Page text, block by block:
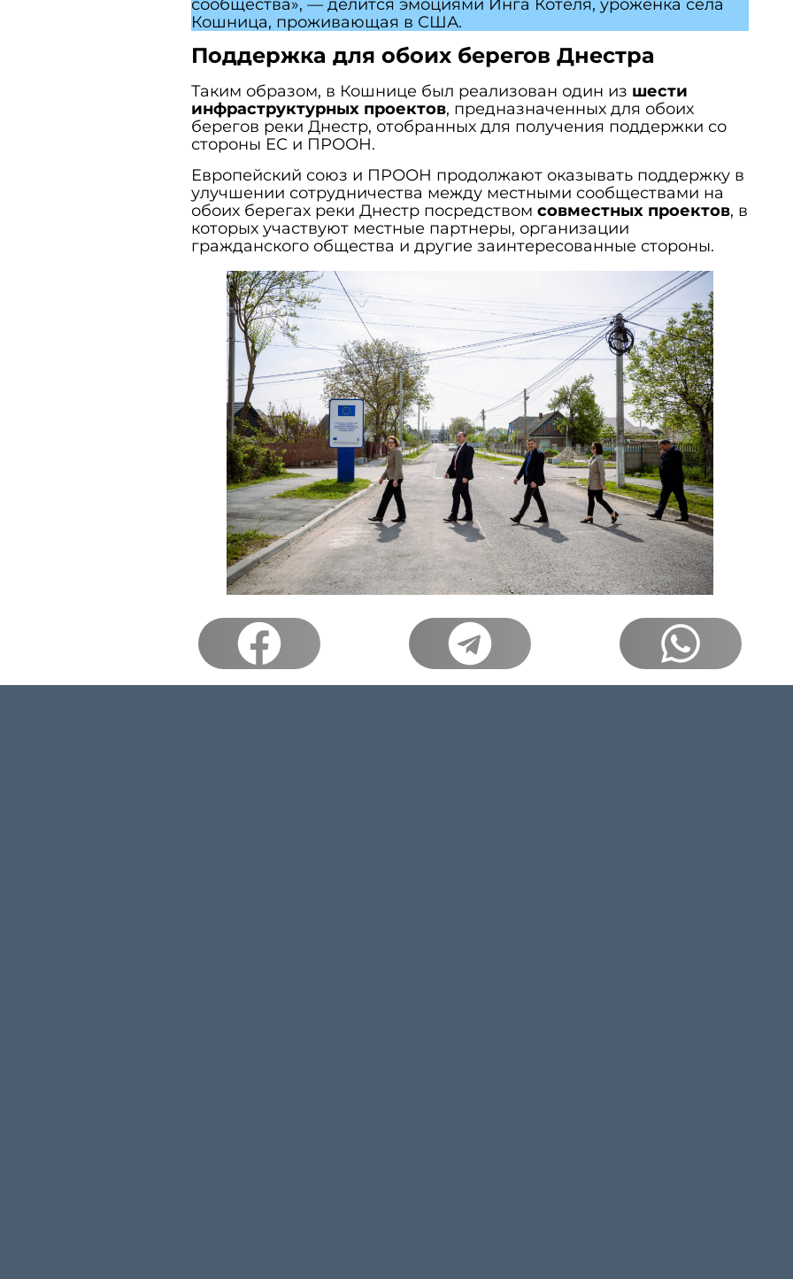
сообщества», — делится эмоциями Инга Котеля, уроженка села
Кошница, проживающая в США.
Поддержка для обоих берегов Днестра
Таким образом, в Кошнице был реализован один из шести
инфраструктурных проектов, предназначенных для обоих
берегов реки Днестр, отобранных для получения поддержки со
стороны ЕС и ПРООН.
Европейский союз и ПРООН продолжают оказывать поддержку в
улучшении сотрудничества между местными сообществами на
обоих берегах реки Днестр посредством совместных проектов, в
которых участвуют местные партнеры, организации
гражданского общества и другие заинтересованные стороны.